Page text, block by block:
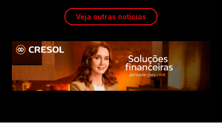
Veja outras notícias